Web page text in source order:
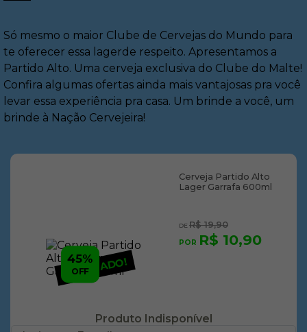
Só mesmo o maior Clube de Cervejas do Mundo para
te oferecer essa lagerde respeito. Apresentamos a
Partido Alto. Uma cerveja exclusiva do Clube do Malte!
Confira algumas ofertas ainda mais vantajosas pra você
levar essa experiência pra casa. Um brinde a você, um
brinde à Nação Cervejeira!
ESGOTADO!
Cerveja Partido Alto
Lager Garrafa 600ml
R$ 19,90
R$ 10,90
45%
OFF
Produto Indisponível